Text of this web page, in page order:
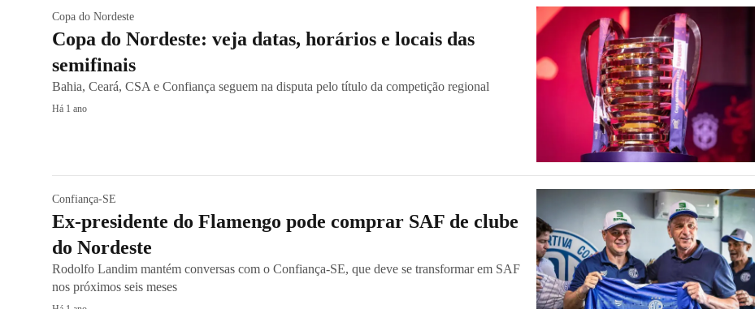
Copa do Nordeste
Copa do Nordeste: veja datas, horários e locais das
semifinais
Bahia, Ceará, CSA e Confiança seguem na disputa pelo título da competição regional
Há 1 ano
Confiança-SE
Ex-presidente do Flamengo pode comprar SAF de clube
do Nordeste
Rodolfo Landim mantém conversas com o Confiança-SE, que deve se transformar em SAF
nos próximos seis meses